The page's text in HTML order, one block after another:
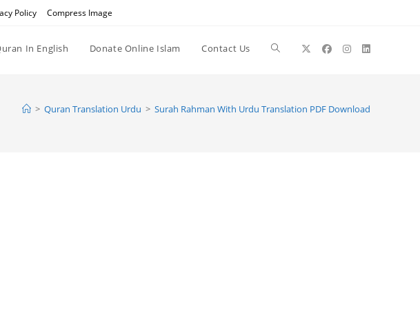
Policy Compress Image
In English Donate Online Islam Contact Us Toggle
> Quran Translation Urdu > Surah Rahman With Urdu Translation PDF Download